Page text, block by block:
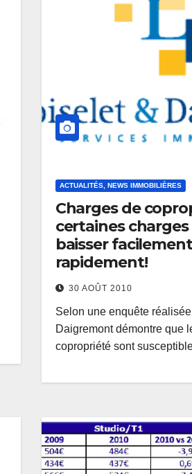
ACTUALITÉS, NEWS IMMOBILIÈRES
Charges de
certaines
baisser
rapidement!
30 AOÛT 2010
Selon une enquête
Daigremont démontre que
copropriété sont